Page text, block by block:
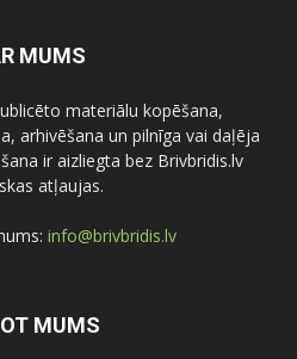
MUMS
materiālu kopēšana,
arhivēšana un pilnīga vai daļēja
ir aizliegta bez Brivbridis.lv
atļaujas.
info@brivbridis.lv
MUMS